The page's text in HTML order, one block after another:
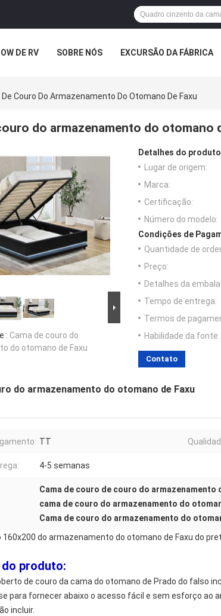
DE RV SOBRE NÓS EXCURSÃO DA FÁBRICA
Couro Do Armazenamento Do Otomano De Faxu
do armazenamento do otomano
: Cama de couro do
do otomano de Faxu
Detalhes do
Lugar de origem:
Marca:
Certificação:
Número do modelo:
Condições de
Quantidade de
Preço:
Detalhes da
Tempo de entrega:
Termos de
Habilidade da fonte:
Contato
do armazenamento do otomano de Faxu
TT
4-5 semanas
Cama de couro de couro do armazenamento
cama de couro do armazenamento do
Cama de couro do armazenamento do
160x200 do armazenamento do otomano de Faxu do
produto:
de couro da cama do otomano de Prado do falso
para fornecer abaixo o acesso fácil e sem esforço ao
incluir.